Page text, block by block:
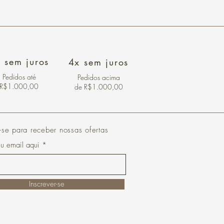
sem juros
Pedidos até
R$1.000,00
4x sem juros
Pedidos acima
de R$1.000,00
para receber nossas ofertas
email aqui
Inscrever-se